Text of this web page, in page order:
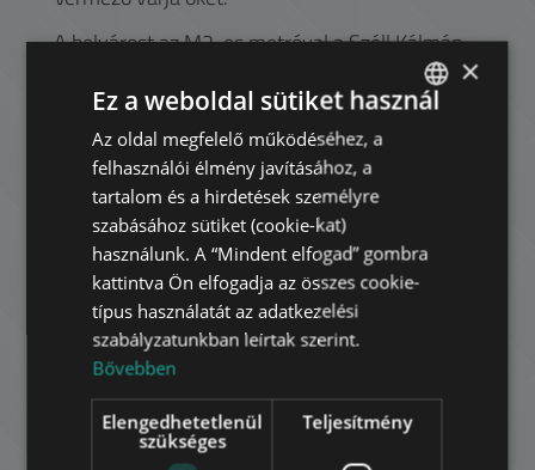
A belvárost az M2-es metróval a Széll Kálmán
térről pár perc alatt elérhetjük, illetve a Déli-
Pályaudvarról számos elővárosi vonat indul az
agglomeráció irányába és más járatok távolabbi
úticélokhoz is. A kerület belső részén több
modern irodaházból választhatnak a budai
lokációt kereső cégek.
Havi bérleti díj:
690.000 HUF
1.890 EUR
Kapcsolat:
FRENCH
ARABIC
×
Ez a weboldal sütiket használ
Az oldal megfelelő működéséhez, a
felhasználói élmény javításához, a
tartalom és a hirdetések személyre
szabásához sütiket (cookie-kat)
használunk. A “Mindent elfogad” gombra
kattintva Ön elfogadja az összes cookie-
típus használatát az adatkezelési
szabályzatunkban leírtak szerint.
Bővebben
Elengedhetetlenül
szükséges
Teljesítmény